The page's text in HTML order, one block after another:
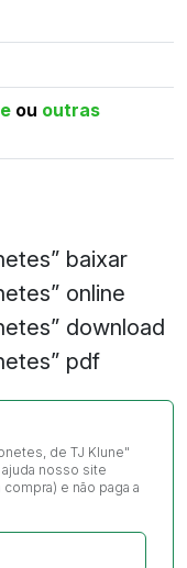
ou outras
baixar
online
download
pdf
de TJ Klune"
nosso site
e não paga a